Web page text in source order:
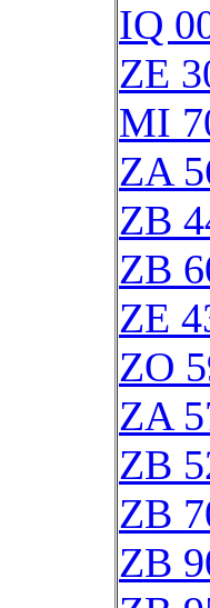
IQ
ZE
MI
ZA
ZB
ZB
ZE
ZO
ZA
ZB
ZB
ZB